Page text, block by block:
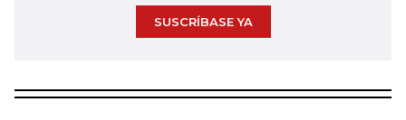
SUSCRÍBASE YA